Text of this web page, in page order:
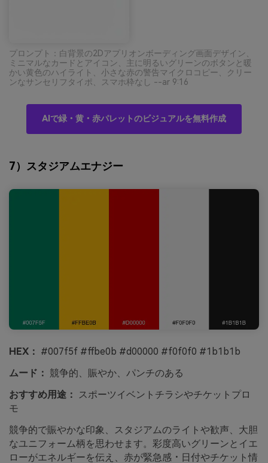
プロンプト：白背景の2Dアプリオンボーディング画面デザイン、
ミニマルなカードとアイコン、主に明るいグリーンのボタンと暖
かい黄色のハイライト、小さな赤の警告マイクロコピー、クリー
ンなサンセリフタイポ、スマホ枠なし --ar 9:16
AIで緑・黄・赤パレットのビジュアルを無料作成
7）スタジアムエナジー
HEX： #007f5f #ffbe0b #d00000 #f0f0f0 #1b1b1b
ムード： 競争的、賑やか、パンチのある
おすすめ用途： スポーツイベントチラシやチケットプロ
モ
競争的で賑やかな印象、スタジアムのライトや歓声、大胆
なユニフォーム柄を思わせます。彩度高いグリーンとイエ
ローがエネルギーを伝え、赤が緊急感・日付やチケット情